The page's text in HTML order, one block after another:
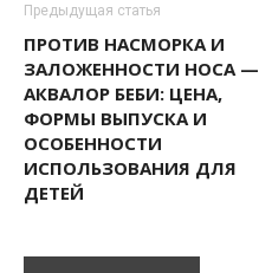
Предыдущая статья
ПРОТИВ НАСМОРКА И
ЗАЛОЖЕННОСТИ НОСА —
АКВАЛОР БЕБИ: ЦЕНА,
ФОРМЫ ВЫПУСКА И
ОСОБЕННОСТИ
ИСПОЛЬЗОВАНИЯ ДЛЯ
ДЕТЕЙ